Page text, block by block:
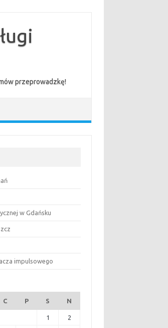
przeprowadzkę!
w Gdańsku
impulsowego
C P S N
1 2